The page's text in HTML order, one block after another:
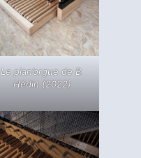
Le pian’orgue de B.
Hédin (2022)